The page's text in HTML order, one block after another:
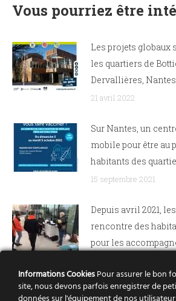
Vous pourriez être
Les projets globaux
les quartiers de
Dervallières,
21 avril 2022
Sur Nantes, un
mobile pour être au
habitants des
15 septembre 2021
Depuis avril 2021,
rencontre des
pour les
21 juin 2021
Informations CookiesPour assurer le bon
site, nous devons parfois enregistrer de